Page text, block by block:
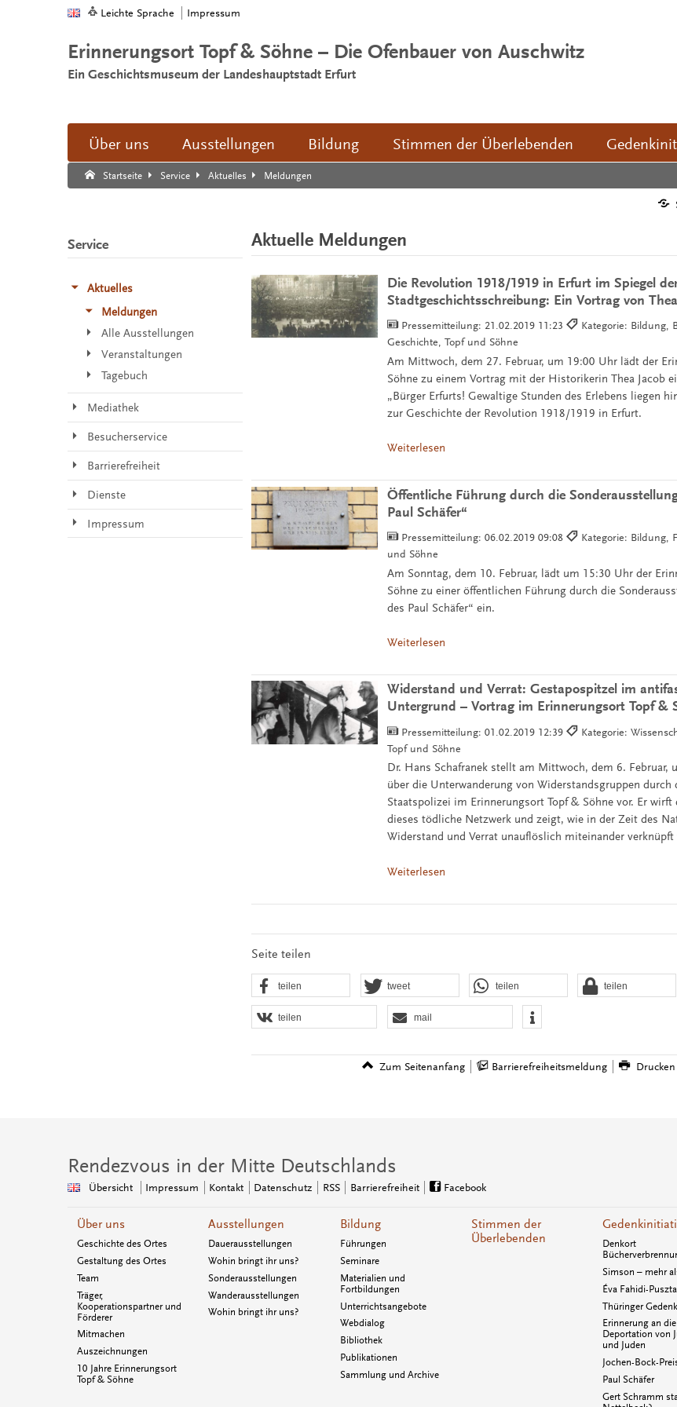
Leichte Sprache Impressum
Erinnerungsort Topf & Söhne – Die Ofenbauer von Auschwitz
Ein Geschichtsmuseum der Landeshauptstadt Erfurt
Über uns Ausstellungen Bildung Stimmen der Überlebenden
Startseite Service Aktuelles Meldungen
Suche:
Suche Ende.
Aktuelle Meldungen
Die Revolution 1918/1919 in Erfurt im Spiegel
Stadtgeschichtsschreibung: Ein Vortrag von
Pressemitteilung: 21.02.2019 11:23
Kategorie: Bildung,
Geschichte, Topf und Söhne
Am Mittwoch, dem 27. Februar, um 19:00 Uhr lädt der
Söhne zu einem Vortrag mit der Historikerin Thea Jacob
„Bürger Erfurts! Gewaltige Stunden des Erlebens liegen
zur Geschichte der Revolution 1918/1919 in Erfurt.
Weiterlesen
Öffentliche Führung durch die
Paul Schäfer“
Pressemitteilung:06.02.2019 09:08
Kategorie: Bildung,
und Söhne
Am Sonntag, dem 10. Februar, lädt um 15:30 Uhr der
Söhne zu einer öffentlichen Führung durch die
des Paul Schäfer“ ein.
Weiterlesen
Widerstand und Verrat: Gestapospitzel im
Untergrund – Vortrag im Erinnerungsort Topf &
Pressemitteilung:01.02.2019 12:39
Kategorie:
Topf und Söhne
Dr. Hans Schafranek stellt am Mittwoch, dem 6. Februar,
über die Unterwanderung von Widerstandsgruppen durch
Staatspolizei im Erinnerungsort Topf & Söhne vor. Er wirft
dieses tödliche Netzwerk und zeigt, wie in der Zeit des
Widerstand und Verrat unauflöslich miteinander verknüpft
Weiterlesen
Seite teilen
teilen tweet teilen teilen
teilen mail
Zum Seitenanfang Barrierefreiheitsmeldung Drucken
Service
Aktuelles
Meldungen
Alle Ausstellungen
Veranstaltungen
Tagebuch
Mediathek
Besucherservice
Barrierefreiheit
Dienste
Impressum
Rendezvous in der Mitte Deutschlands
Übersicht Impressum Kontakt Datenschutz RSS Barrierefreiheit Facebook
Über uns
Geschichte des Ortes
Gestaltung des Ortes
Team
Träger,
Kooperationspartner und
Förderer
Mitmachen
Auszeichnungen
10 Jahre Erinnerungsort
Topf & Söhne
Ausstellungen
Dauerausstellungen
Wohin bringt ihr uns?
Sonderausstellungen
Wanderausstellungen
Wohin bringt ihr uns?
Bildung
Führungen
Seminare
Materialien und
Fortbildungen
Unterrichtsangebote
Webdialog
Bibliothek
Publikationen
Sammlung und Archive
Stimmen der
Überlebenden
Denkort
Simson – mehr
Éva Fahidi-
Thüringer
Erinnerung an die
Deportation von
und Juden
Jochen-Bock-
Paul Schäfer
Gert Schramm